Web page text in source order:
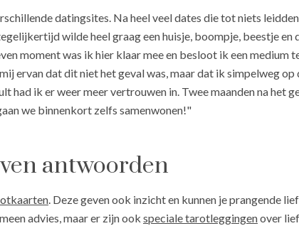
datingsites. Na heel veel dates die tot niets
wilde heel graag een huisje, boompje, beestje
moment was ik hier klaar mee en besloot ik een medium
ervan dat dit niet het geval was, maar dat ik simpelweg
had ik er weer meer vertrouwen in. Twee maanden na
we binnenkort zelfs samenwonen!"
antwoorden
. Deze geven ook inzicht en kunnen je prangende
advies, maar er zijn ook speciale tarotleggingenover